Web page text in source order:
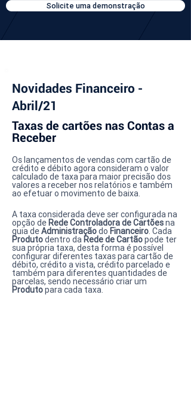
Solicite uma demonstração
Novidades Financeiro -
Abril/21
Taxas de cartões nas Contas a
Receber
Os lançamentos de vendas com cartão de
crédito e débito agora consideram o valor
calculado de taxa para maior precisão dos
valores a receber nos relatórios e também
ao efetuar o movimento de baixa.
A taxa considerada deve ser configurada na
opção de Rede Controladora de Cartões na
guia de Administração do Financeiro. Cada
Produto dentro da Rede de Cartão pode ter
sua própria taxa, desta forma é possível
configurar diferentes taxas para cartão de
débito, crédito a vista, crédito parcelado e
também para diferentes quantidades de
parcelas, sendo necessário criar um
Produto para cada taxa.